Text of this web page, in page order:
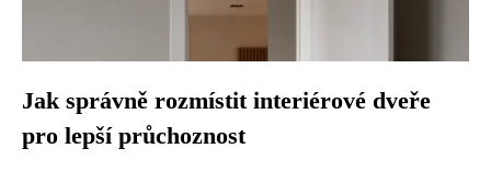
Jak správně rozmístit interiérové dveře
pro lepší průchoznost